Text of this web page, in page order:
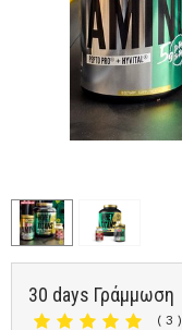
30 days Γράμμωση
( 3 )